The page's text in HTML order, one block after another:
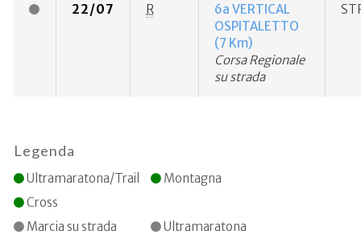
22/07 R
6a VERTICAL
OSPITALETTO
(7 Km)
Corsa Regionale
su strada
Legenda
Ultramaratona/Trail
Montagna
Cross
Marcia su strada
Ultramaratona